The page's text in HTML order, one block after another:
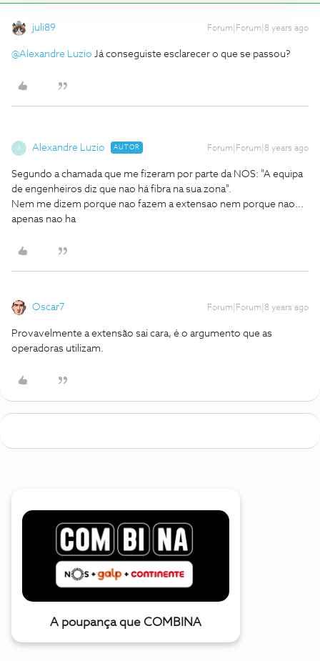
juli89 Forum|Forum|8 years ago
@Alexandre Luzio Já conseguiste esclarecer o que se passou?
A Alexandre Luzio AUTOR Forum|Forum|8 years ago
Segundo a chamada que me fizeram por parte da NOS: "A equipa
de engenheiros diz que nao há fibra na sua zona".
Nem me dizem porque nao fazem a extensao nem porque nao...
apenas nao ha
Oscar7 Forum|Forum|8 years ago
Provavelmente a extensão sai cara, é o argumento que as
operadoras utilizam.
A poupança que COMBINA